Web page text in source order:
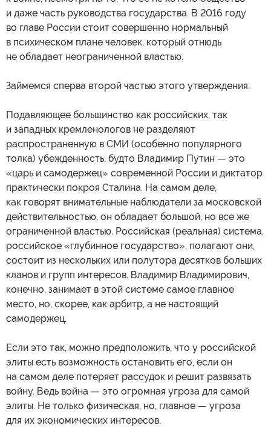
и даже часть руководства государства. В 2016 году
во главе России стоит совершенно нормальный
в психическом плане человек, который отнюдь
не обладает неограниченной властью.
Займемся сперва второй частью этого утверждения.
Подавляющее большинство как российских, так
и западных кремленологов не разделяют
распространенную в СМИ (особенно популярного
толка) убежденность, будто Владимир Путин — это
«царь и самодержец» современной России и диктатор
практически покроя Сталина. На самом деле,
как говорят внимательные наблюдатели за московской
действительностью, он обладает большой, но все же
ограниченной властью. Российская (реальная) система,
российское «глубинное государство», полагают они,
состоит из нескольких или полутора десятков больших
кланов и групп интересов. Владимир Владимирович,
конечно, занимает в этой системе самое главное
место, но, скорее, как арбитр, а не настоящий
самодержец.
Если это так, можно предположить, что у российской
элиты есть возможность остановить его, если он
на самом деле потеряет рассудок и решит развязать
войну. Ведь война — это огромная угроза для самой
элиты. Не только физическая, но, главное — угроза
для их экономических интересов.